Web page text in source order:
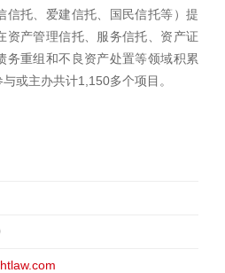
信托、爱建信托、国民信托等）提
资产管理信托、服务信托、资产证
务重组和不良资产处置等领域积累
或主办共计1,150多个项目。